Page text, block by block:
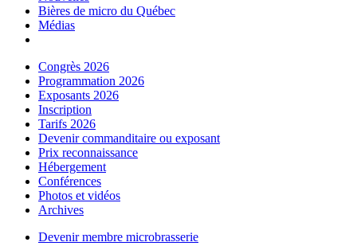
Bières de micro du Québec
Médias
Congrès 2026
Programmation 2026
Exposants 2026
Inscription
Tarifs 2026
Devenir commanditaire ou exposant
Prix reconnaissance
Hébergement
Conférences
Photos et vidéos
Archives
Devenir membre microbrasserie